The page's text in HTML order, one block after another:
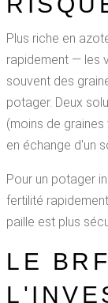
Plus riche en
rapidement — les
souvent des
potager. Deux
(moins de
en échange d'un
Pour un potager
fertilité
paille est plus
LE